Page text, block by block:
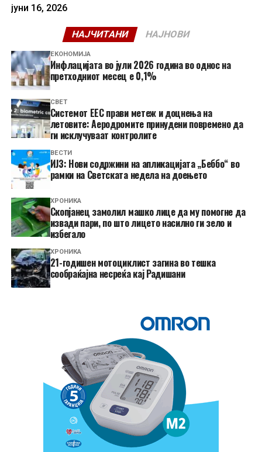
јуни 16, 2026
НАЈЧИТАНИ НАЈНОВИ
ЕКОНОМИЈА
Инфлацијата во јули 2026 година во однос на
претходниот месец е 0,1%
СВЕТ
Системот ЕЕС прави метеж и доцнења на
летовите: Аеродромите принудени повремено да
ги исклучуваат контролите
ВЕСТИ
ИЈЗ: Нови содржини на апликацијата „Беббо“ во
рамки на Светската недела на доењето
ХРОНИКА
Скопјанец замолил машко лице да му помогне да
извади пари, по што лицето насилно ги зело и
избегало
ХРОНИКА
21-годишен мотоциклист загина во тешка
сообраќајна несреќа кај Радишани